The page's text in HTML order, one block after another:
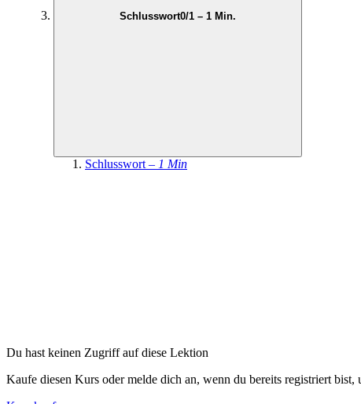
Schlusswort0/1 – 1 Min.
Schlusswort – 1 Min
Du hast keinen Zugriff auf diese Lektion
Kaufe diesen Kurs oder melde dich an, wenn du bereits registriert